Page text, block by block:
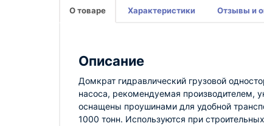
О товаре Характеристики Отзывы и
Описание
Домкрат гидравлический грузовой
насоса, рекомендуемая производителем,
оснащены проушинами для удобной
1000 тонн. Используются при